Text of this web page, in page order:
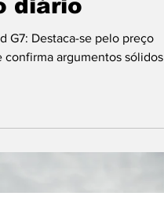
e
sólidos
diário